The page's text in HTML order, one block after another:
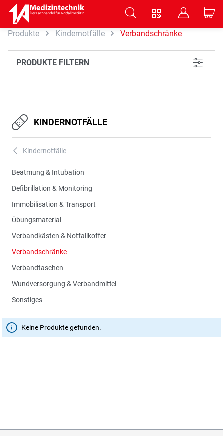
Zum Hauptinhalt springen
V B C
Produkte Kindernotfälle Verbandschränke
PRODUKTE FILTERN L
KINDERNOTFÄLLE
A Kindernotfälle
Beatmung & Intubation
Defibrillation & Monitoring
Immobilisation & Transport
Übungsmaterial
Verbandkästen & Notfallkoffer
Verbandschränke
Verbandtaschen
Wundversorgung & Verbandmittel
Sonstiges
Keine Produkte gefunden.